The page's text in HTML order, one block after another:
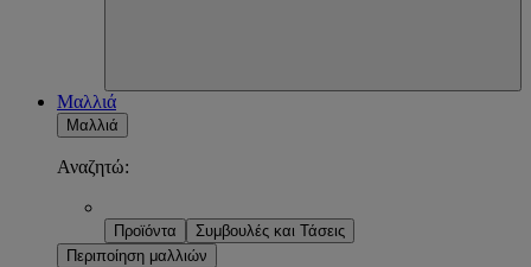
Μαλλιά
Μαλλιά
Αναζητώ:
Προϊόντα
Συμβουλές και Τάσεις
Περιποίηση μαλλιών